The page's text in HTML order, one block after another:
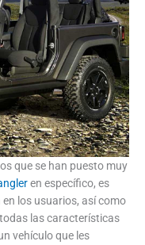
que se han puesto muy
en específico, es
los usuarios, así como
las características
vehículo que les